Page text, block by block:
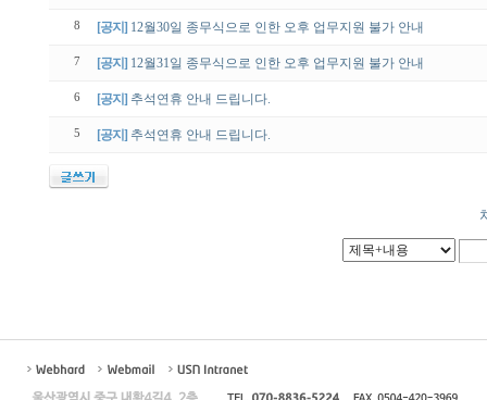
8 [공지] 12월30일 종무식으로 인한 오후 업무지원 불가 안내
7 [공지] 12월31일 종무식으로 인한 오후 업무지원 불가 안내
6 [공지] 추석연휴 안내 드립니다.
5 [공지] 추석연휴 안내 드립니다.